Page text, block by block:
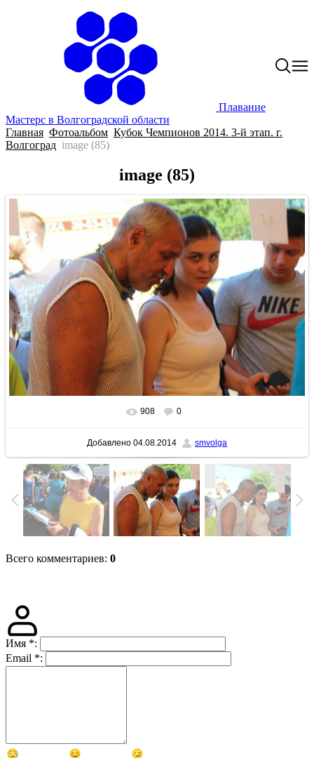
Плавание
Мастерс в Волгоградской области
Главная Фотоальбом Кубок Чемпионов 2014. 3-й этап. г.
Волгоград image (85)
image (85)
В реальном размере 1024x683
908 0
Добавлено 04.08.2014 smvolga
Всего комментариев: 0
Имя *:
Email *: